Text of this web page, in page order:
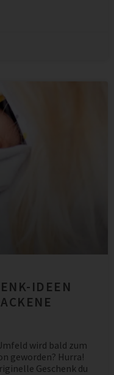
IDEEN
wird bald zum
geworden? Hurra!
Geschenk du